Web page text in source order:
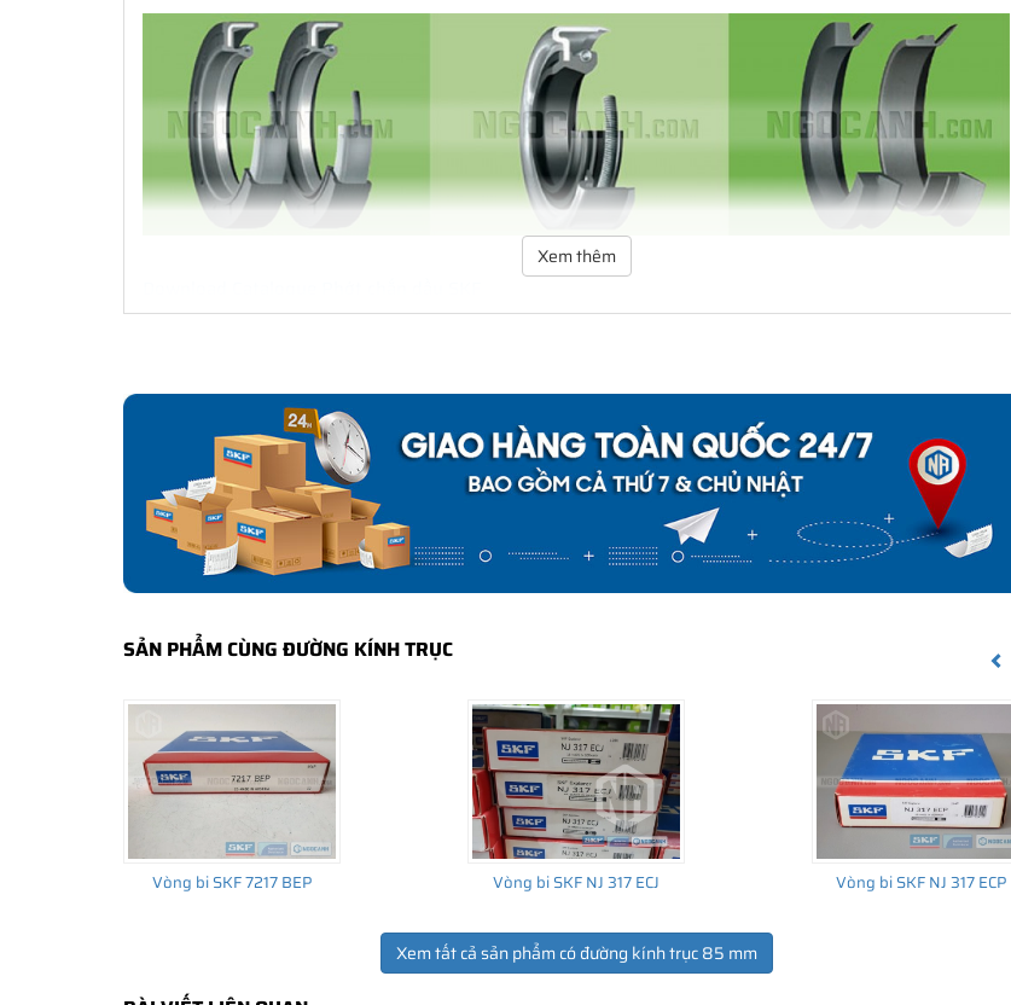
xúc với bề mặt cố định hay bề mặt trượt và xoay. Đa dạng thiết kế có khả năng đáp ứng hầu như toàn bộ tất cả các yêu
cầu ứng dụng. Không chỉ là các ứng dụng làm kín đơn giản mà còn có một dãy sản phẩm đa dạng cho các yêu cầu ứng
dụng công nghiệp. SKF có thể cung cấp các giải pháp làm kín cho khách hàng từ thiết kế đến sản xuất số lượng lớn, từ
lắp cho thiết bị ban đầu đến thị trường thay thế sau đó.
Xem thêm
SẢN PHẨM CÙNG ĐƯỜNG KÍNH TRỤC
Vòng bi SKF 7217 BEP Vòng bi SKF NJ 317 ECJ Vòng bi SKF NJ 317 ECP
Xem tất cả sản phẩm có đường kính trục 85 mm